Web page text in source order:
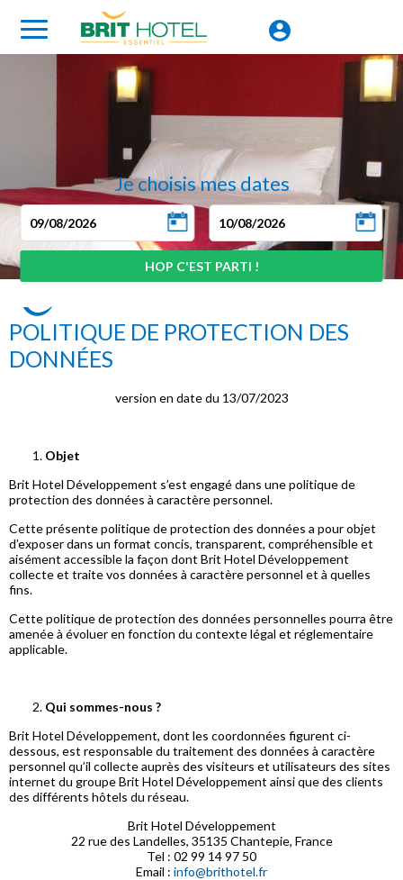
Je choisis mes dates
POLITIQUE DE PROTECTION DES
DONNÉES
version en date du 13/07/2023
Objet
Brit Hotel Développement s’est engagé dans une politique de
protection des données à caractère personnel.
Cette présente politique de protection des données a pour objet
d’exposer dans un format concis, transparent, compréhensible et
aisément accessible la façon dont Brit Hotel Développement
collecte et traite vos données à caractère personnel et à quelles
fins.
Cette politique de protection des données personnelles pourra être
amenée à évoluer en fonction du contexte légal et réglementaire
applicable.
Qui sommes-nous ?
Brit Hotel Développement, dont les coordonnées figurent ci-
dessous, est responsable du traitement des données à caractère
personnel qu’il collecte auprès des visiteurs et utilisateurs des sites
internet du groupe Brit Hotel Développement ainsi que des clients
des différents hôtels du réseau.
Brit Hotel Développement
22 rue des Landelles, 35135 Chantepie, France
Tel : 02 99 14 97 50
Email : info@brithotel.fr